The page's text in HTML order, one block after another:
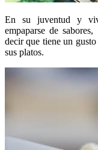
En su juventud y
empaparse de
decir que tiene un
sus platos.